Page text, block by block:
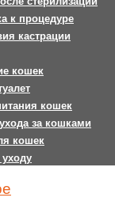
к процедуре
кастрации
кошек
кошек
за кошками
кошек